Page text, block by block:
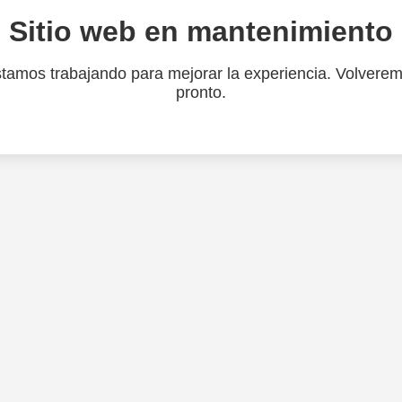
Sitio web en mantenimiento
trabajando para mejorar la experiencia.
pronto.